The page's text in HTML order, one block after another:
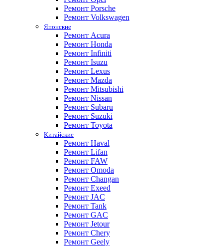
Ремонт Porsche
Ремонт Volkswagen
Японские
Ремонт Acura
Ремонт Honda
Ремонт Infiniti
Ремонт Isuzu
Ремонт Lexus
Ремонт Mazda
Ремонт Mitsubishi
Ремонт Nissan
Ремонт Subaru
Ремонт Suzuki
Ремонт Toyota
Китайские
Ремонт Haval
Ремонт Lifan
Ремонт FAW
Ремонт Omoda
Ремонт Changan
Ремонт Exeed
Ремонт JAC
Ремонт Tank
Ремонт GAC
Ремонт Jetour
Ремонт Chery
Ремонт Geely